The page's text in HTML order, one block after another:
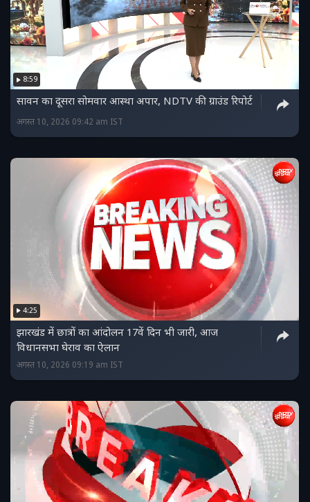
8:59
सावन का दूसरा सोमवार आस्था अपार, NDTV की ग्राउंड रिपोर्ट
अगस्त 10, 2026 09:42 am IST
4:25
झारखंड में छात्रों का आंदोलन 17वें दिन भी जारी, आज
विधानसभा घेराव का ऐलान
अगस्त 10, 2026 09:19 am IST